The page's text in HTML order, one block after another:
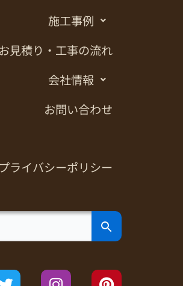
施工事例
お見積り・工事の流れ
会社情報
お問い合わせ
プライバシーポリシー
Search Button
T I P